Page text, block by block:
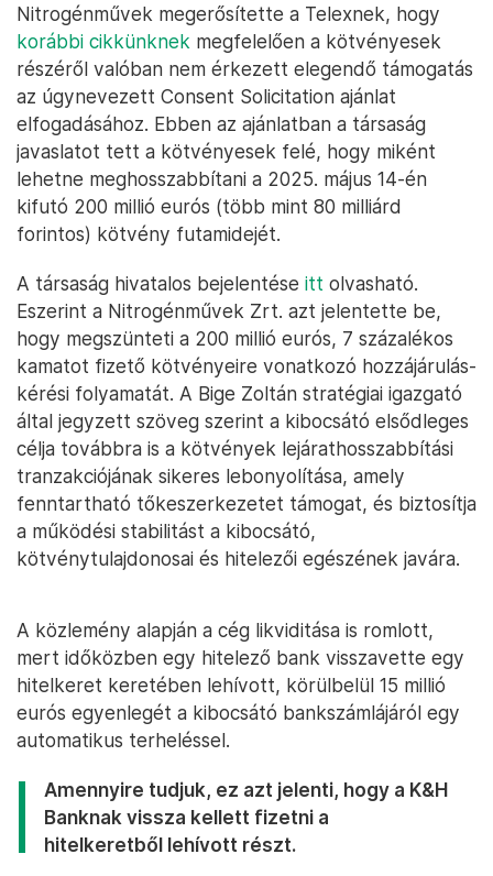
Nitrogénművek megerősítette a Telexnek, hogy
korábbi cikkünknek megfelelően a kötvényesek
részéről valóban nem érkezett elegendő támogatás
az úgynevezett Consent Solicitation ajánlat
elfogadásához. Ebben az ajánlatban a társaság
javaslatot tett a kötvényesek felé, hogy miként
lehetne meghosszabbítani a 2025. május 14-én
kifutó 200 millió eurós (több mint 80 milliárd
forintos) kötvény futamidejét.
A társaság hivatalos bejelentése itt olvasható.
Eszerint a Nitrogénművek Zrt. azt jelentette be,
hogy megszünteti a 200 millió eurós, 7 százalékos
kamatot fizető kötvényeire vonatkozó hozzájárulás-
kérési folyamatát. A Bige Zoltán stratégiai igazgató
által jegyzett szöveg szerint a kibocsátó elsődleges
célja továbbra is a kötvények lejárathosszabbítási
tranzakciójának sikeres lebonyolítása, amely
fenntartható tőkeszerkezetet támogat, és biztosítja
a működési stabilitást a kibocsátó,
kötvénytulajdonosai és hitelezői egészének javára.
A közlemény alapján a cég likviditása is romlott,
mert időközben egy hitelező bank visszavette egy
hitelkeret keretében lehívott, körülbelül 15 millió
eurós egyenlegét a kibocsátó bankszámlájáról egy
automatikus terheléssel.
Amennyire tudjuk, ez azt jelenti, hogy a K&H
Banknak vissza kellett fizetni a
hitelkeretből lehívott részt.